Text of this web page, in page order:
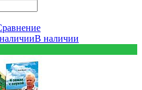
В наличии